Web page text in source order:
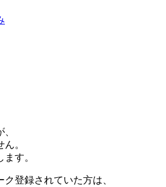
。
す。
登録されていた方は、